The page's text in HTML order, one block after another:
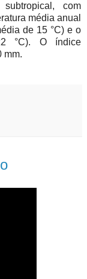
com
média anual
de 15 °C) e o
°C). O índice
mm.